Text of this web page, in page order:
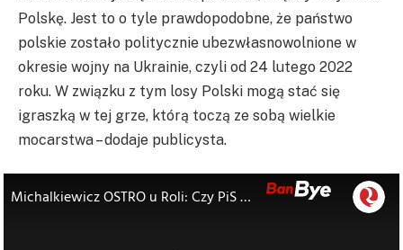
Polskę. Jest to o tyle prawdopodobne, że państwo
polskie zostało politycznie ubezwłasnowolnione w
okresie wojny na Ukrainie, czyli od 24 lutego 2022
roku. W związku z tym losy Polski mogą stać się
igraszką w tej grze, którą toczą ze sobą wielkie
mocarstwa – dodaje publicysta.